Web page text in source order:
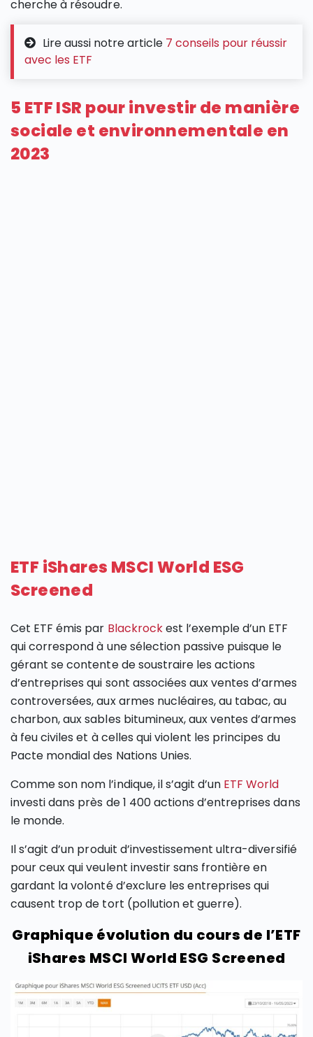
cherche à résoudre.
Lire aussi notre article 7 conseils pour réussir
avec les ETF
5 ETF ISR pour investir de manière
sociale et environnementale en
2023
ETF iShares MSCI World ESG
Screened
Cet ETF émis par Blackrockest l’exemple d’un ETF
qui correspond à une sélection passive puisque le
gérant se contente de soustraire les actions
d’entreprises qui sont associées aux ventes d’armes
controversées, aux armes nucléaires, au tabac, au
charbon, aux sables bitumineux, aux ventes d’armes
à feu civiles et à celles qui violent les principes du
Pacte mondial des Nations Unies.
Comme son nom l’indique, il s’agit d’un ETF World
investi dans près de 1 400 actions d’entreprises dans
le monde.
Il s’agit d’un produit d’investissement ultra-diversifié
pour ceux qui veulent investir sans frontière en
gardant la volonté d’exclure les entreprises qui
causent trop de tort (pollution et guerre).
Graphique évolution du cours de l’ETF
iShares MSCI World ESG Screened